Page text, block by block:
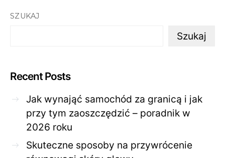
SZUKAJ
Szukaj
Recent Posts
Jak wynająć samochód za granicą i jak
przy tym zaoszczędzić – poradnik w
2026 roku
Skuteczne sposoby na przywrócenie